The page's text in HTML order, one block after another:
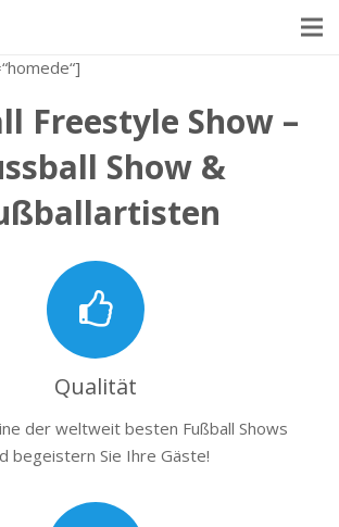
Freestyle Show –
Show &
Qualität
der weltweit besten Fußball Shows
begeistern Sie Ihre Gäste!